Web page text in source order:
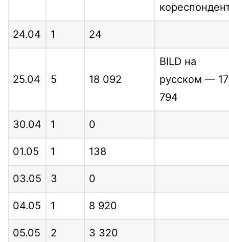
24.04 1 24
25.04 5 18 092
BILD на
русском — 17
794
30.04 1 0
01.05 1 138
03.05 3 0
04.05 1 8 920
05.05 2 3 320